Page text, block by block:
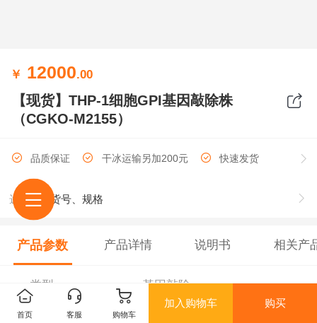
￥ 12000.00
【现货】THP-1细胞GPI基因敲除株
（CGKO-M2155）
品质保证 干冰运输另加200元 快速发货
STR检测 物种检测
选择 货号、规格
产品参数 产品详情 说明书 相关产
类型 基因敲除
首页 客服 购物车
加入购物车 购买